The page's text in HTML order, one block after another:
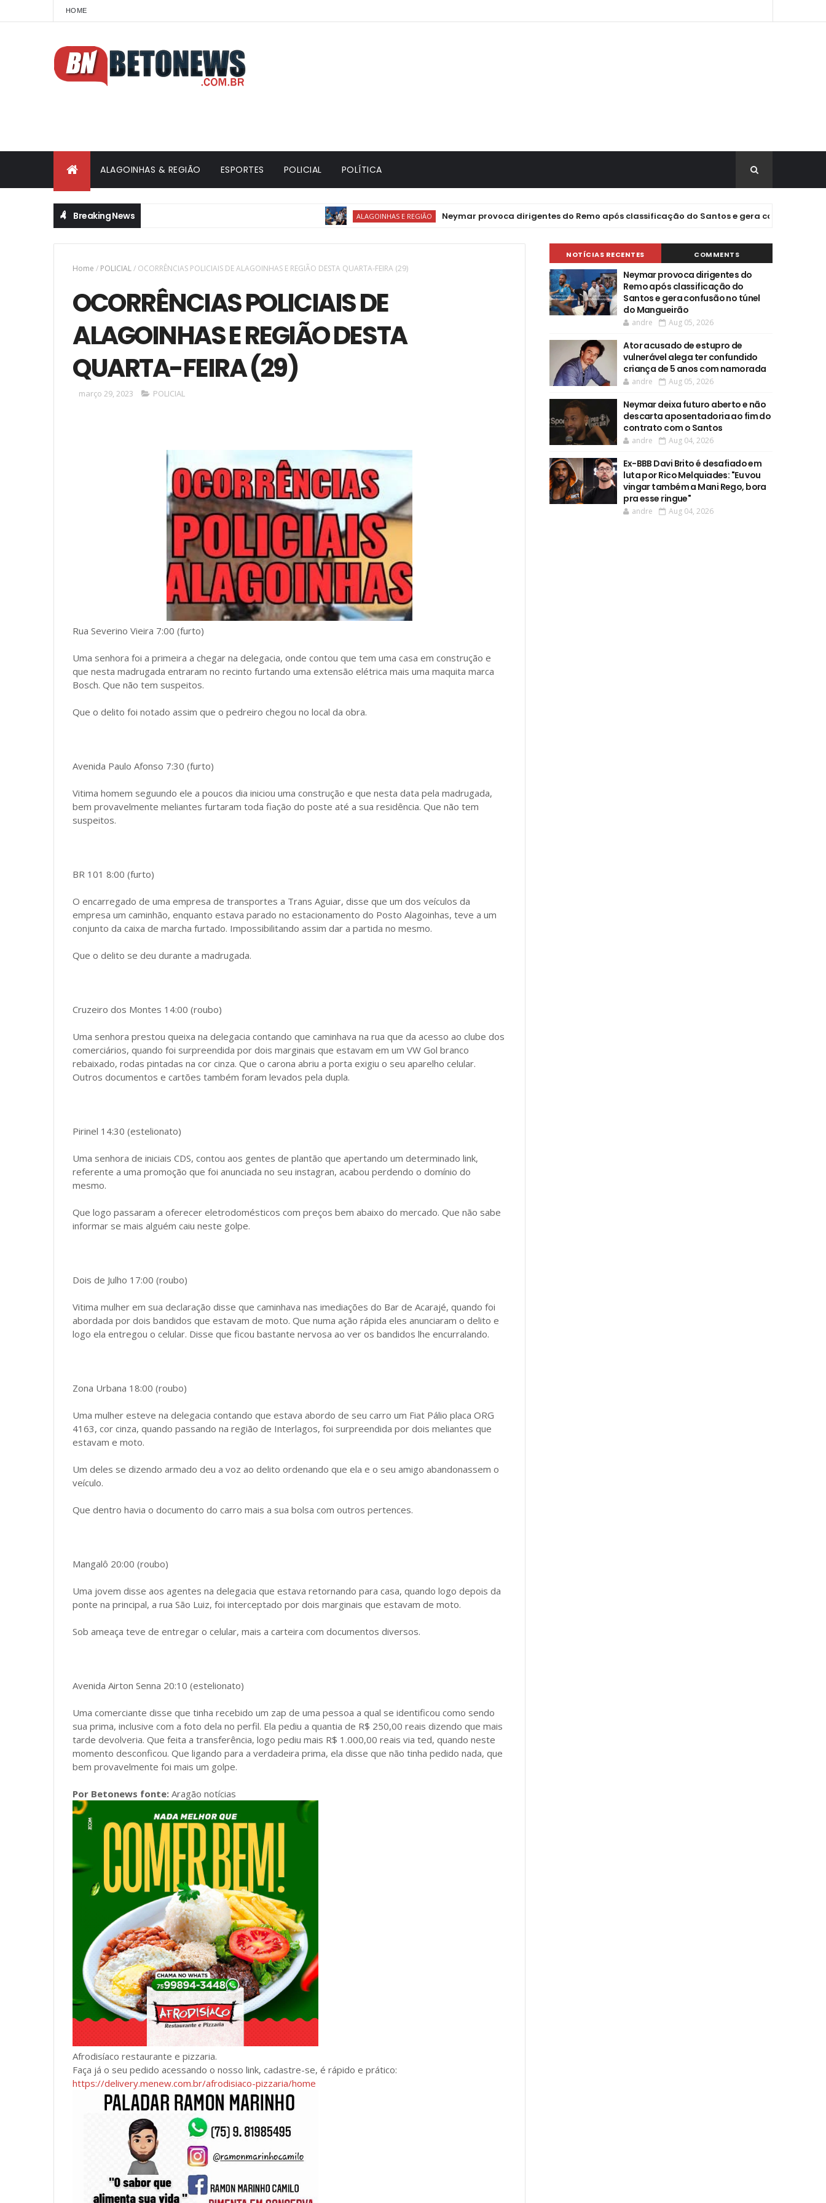
HOME
ALAGOINHAS & REGIÃO ESPORTES POLICIAL POLÍTICA
Breaking News ALAGOINHAS E REGIÃO
Neymar provoca dirigentes do Remo após classificação do Santos e gera confusão no túnel do
Home / POLICIAL/ OCORRÊNCIAS POLICIAIS DE ALAGOINHAS E REGIÃO DESTA QUARTA-FEIRA (29)
OCORRÊNCIAS POLICIAIS DE
ALAGOINHAS E REGIÃO DESTA
QUARTA-FEIRA (29)
março 29, 2023 POLICIAL
Rua Severino Vieira 7:00 (furto)
Uma senhora foi a primeira a chegar na delegacia, onde contou que tem uma casa em construção e
que nesta madrugada entraram no recinto furtando uma extensão elétrica mais uma maquita marca
Bosch. Que não tem suspeitos.
Que o delito foi notado assim que o pedreiro chegou no local da obra.
Avenida Paulo Afonso 7:30 (furto)
Vitima homem seguundo ele a poucos dia iniciou uma construção e que nesta data pela madrugada,
bem provavelmente meliantes furtaram toda fiação do poste até a sua residência. Que não tem
suspeitos.
BR 101 8:00 (furto)
O encarregado de uma empresa de transportes a Trans Aguiar, disse que um dos veículos da
empresa um caminhão, enquanto estava parado no estacionamento do Posto Alagoinhas, teve a um
conjunto da caixa de marcha furtado. Impossibilitando assim dar a partida no mesmo.
Que o delito se deu durante a madrugada.
Cruzeiro dos Montes 14:00 (roubo)
Uma senhora prestou queixa na delegacia contando que caminhava na rua que da acesso ao clube dos
comerciários, quando foi surpreendida por dois marginais que estavam em um VW Gol branco
rebaixado, rodas pintadas na cor cinza. Que o carona abriu a porta exigiu o seu aparelho celular.
Outros documentos e cartões também foram levados pela dupla.
Pirinel 14:30 (estelionato)
Uma senhora de iniciais CDS, contou aos gentes de plantão que apertando um determinado link,
referente a uma promoção que foi anunciada no seu instagran, acabou perdendo o domínio do
mesmo.
Que logo passaram a oferecer eletrodomésticos com preços bem abaixo do mercado. Que não sabe
informar se mais alguém caiu neste golpe.
Dois de Julho 17:00 (roubo)
Vitima mulher em sua declaração disse que caminhava nas imediações do Bar de Acarajé, quando foi
abordada por dois bandidos que estavam de moto. Que numa ação rápida eles anunciaram o delito e
logo ela entregou o celular. Disse que ficou bastante nervosa ao ver os bandidos lhe encurralando.
Zona Urbana 18:00 (roubo)
Uma mulher esteve na delegacia contando que estava abordo de seu carro um Fiat Pálio placa ORG
4163, cor cinza, quando passando na região de Interlagos, foi surpreendida por dois meliantes que
estavam e moto.
Um deles se dizendo armado deu a voz ao delito ordenando que ela e o seu amigo abandonassem o
veículo.
Que dentro havia o documento do carro mais a sua bolsa com outros pertences.
Mangalô 20:00 (roubo)
Uma jovem disse aos agentes na delegacia que estava retornando para casa, quando logo depois da
ponte na principal, a rua São Luiz, foi interceptado por dois marginais que estavam de moto.
Sob ameaça teve de entregar o celular, mais a carteira com documentos diversos.
Avenida Airton Senna 20:10 (estelionato)
Uma comerciante disse que tinha recebido um zap de uma pessoa a qual se identificou como sendo
sua prima, inclusive com a foto dela no perfil. Ela pediu a quantia de R$ 250,00 reais dizendo que mais
tarde devolveria. Que feita a transferência, logo pediu mais R$ 1.000,00 reais via ted, quando neste
momento desconficou. Que ligando para a verdadeira prima, ela disse que não tinha pedido nada, que
bem provavelmente foi mais um golpe.
Por Betonews fonte: Aragão notícias
Afrodisíaco restaurante e pizzaria.
Faça já o seu pedido acessando o nosso link, cadastre-se, é rápido e prático:
https://delivery.menew.com.br/afrodisiaco-pizzaria/home
NOTÍCIAS RECENTES COMMENTS
Neymar provoca dirigentes do
Remo após classificação do
Santos e gera confusão no túnel
do Mangueirão
andre Aug 05, 2026
Ator acusado de estupro de
vulnerável alega ter confundido
criança de 5 anos com namorada
andre Aug 05, 2026
Neymar deixa futuro aberto e não
descarta aposentadoria ao fim do
contrato com o Santos
andre Aug 04, 2026
Ex-BBB Davi Brito é desafiado em
luta por Rico Melquiades: "Eu vou
vingar também a Mani Rego, bora
pra esse ringue"
andre Aug 04, 2026